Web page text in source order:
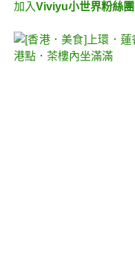
加入Viviyu小世界粉絲團